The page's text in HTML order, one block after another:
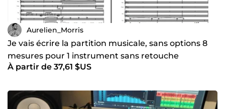
Aurelien_Morris
Je vais écrire la partition musicale, sans options 8
mesures pour 1 instrument sans retouche
À partir de 37,61 $US